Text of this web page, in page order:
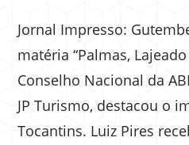
Jornal Impresso:
matéria “Palmas,
Conselho Nacional da
JP Turismo, destacou o
Tocantins. Luiz Pires